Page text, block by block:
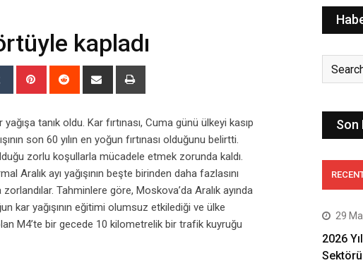
kapladı
Tumblr Pinterest Reddit
Share
tanık oldu. Kar fırtınası, Cuma günü ülkeyi kasıp
son 60 yılın en yoğun fırtınası olduğunu belirtti.
zorlu koşullarla mücadele etmek zorunda kaldı.
Aralık ayı yağışının beşte birinden daha fazlasını
Tahminlere göre, Moskova’da Aralık ayında
kar yağışının eğitimi olumsuz etkilediği ve ülke
M4’te bir gecede 10 kilometrelik bir trafik kuyruğu
Son
29
2026